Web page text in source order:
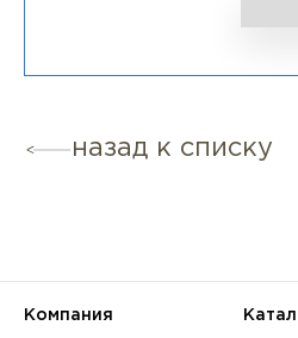
назад к списку
Компания